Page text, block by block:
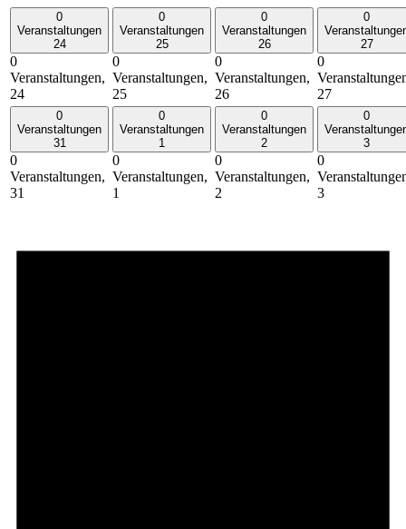
0
Veranstaltungen
24
0
Veranstaltungen,
24
0
Veranstaltungen
25
0
Veranstaltungen,
25
0
Veranstaltungen
26
0
Veranstaltungen,
26
0
27
0
27
0
Veranstaltungen
31
0
Veranstaltungen,
31
0
Veranstaltungen
1
0
Veranstaltungen,
1
0
Veranstaltungen
2
0
Veranstaltungen,
2
0
3
0
3